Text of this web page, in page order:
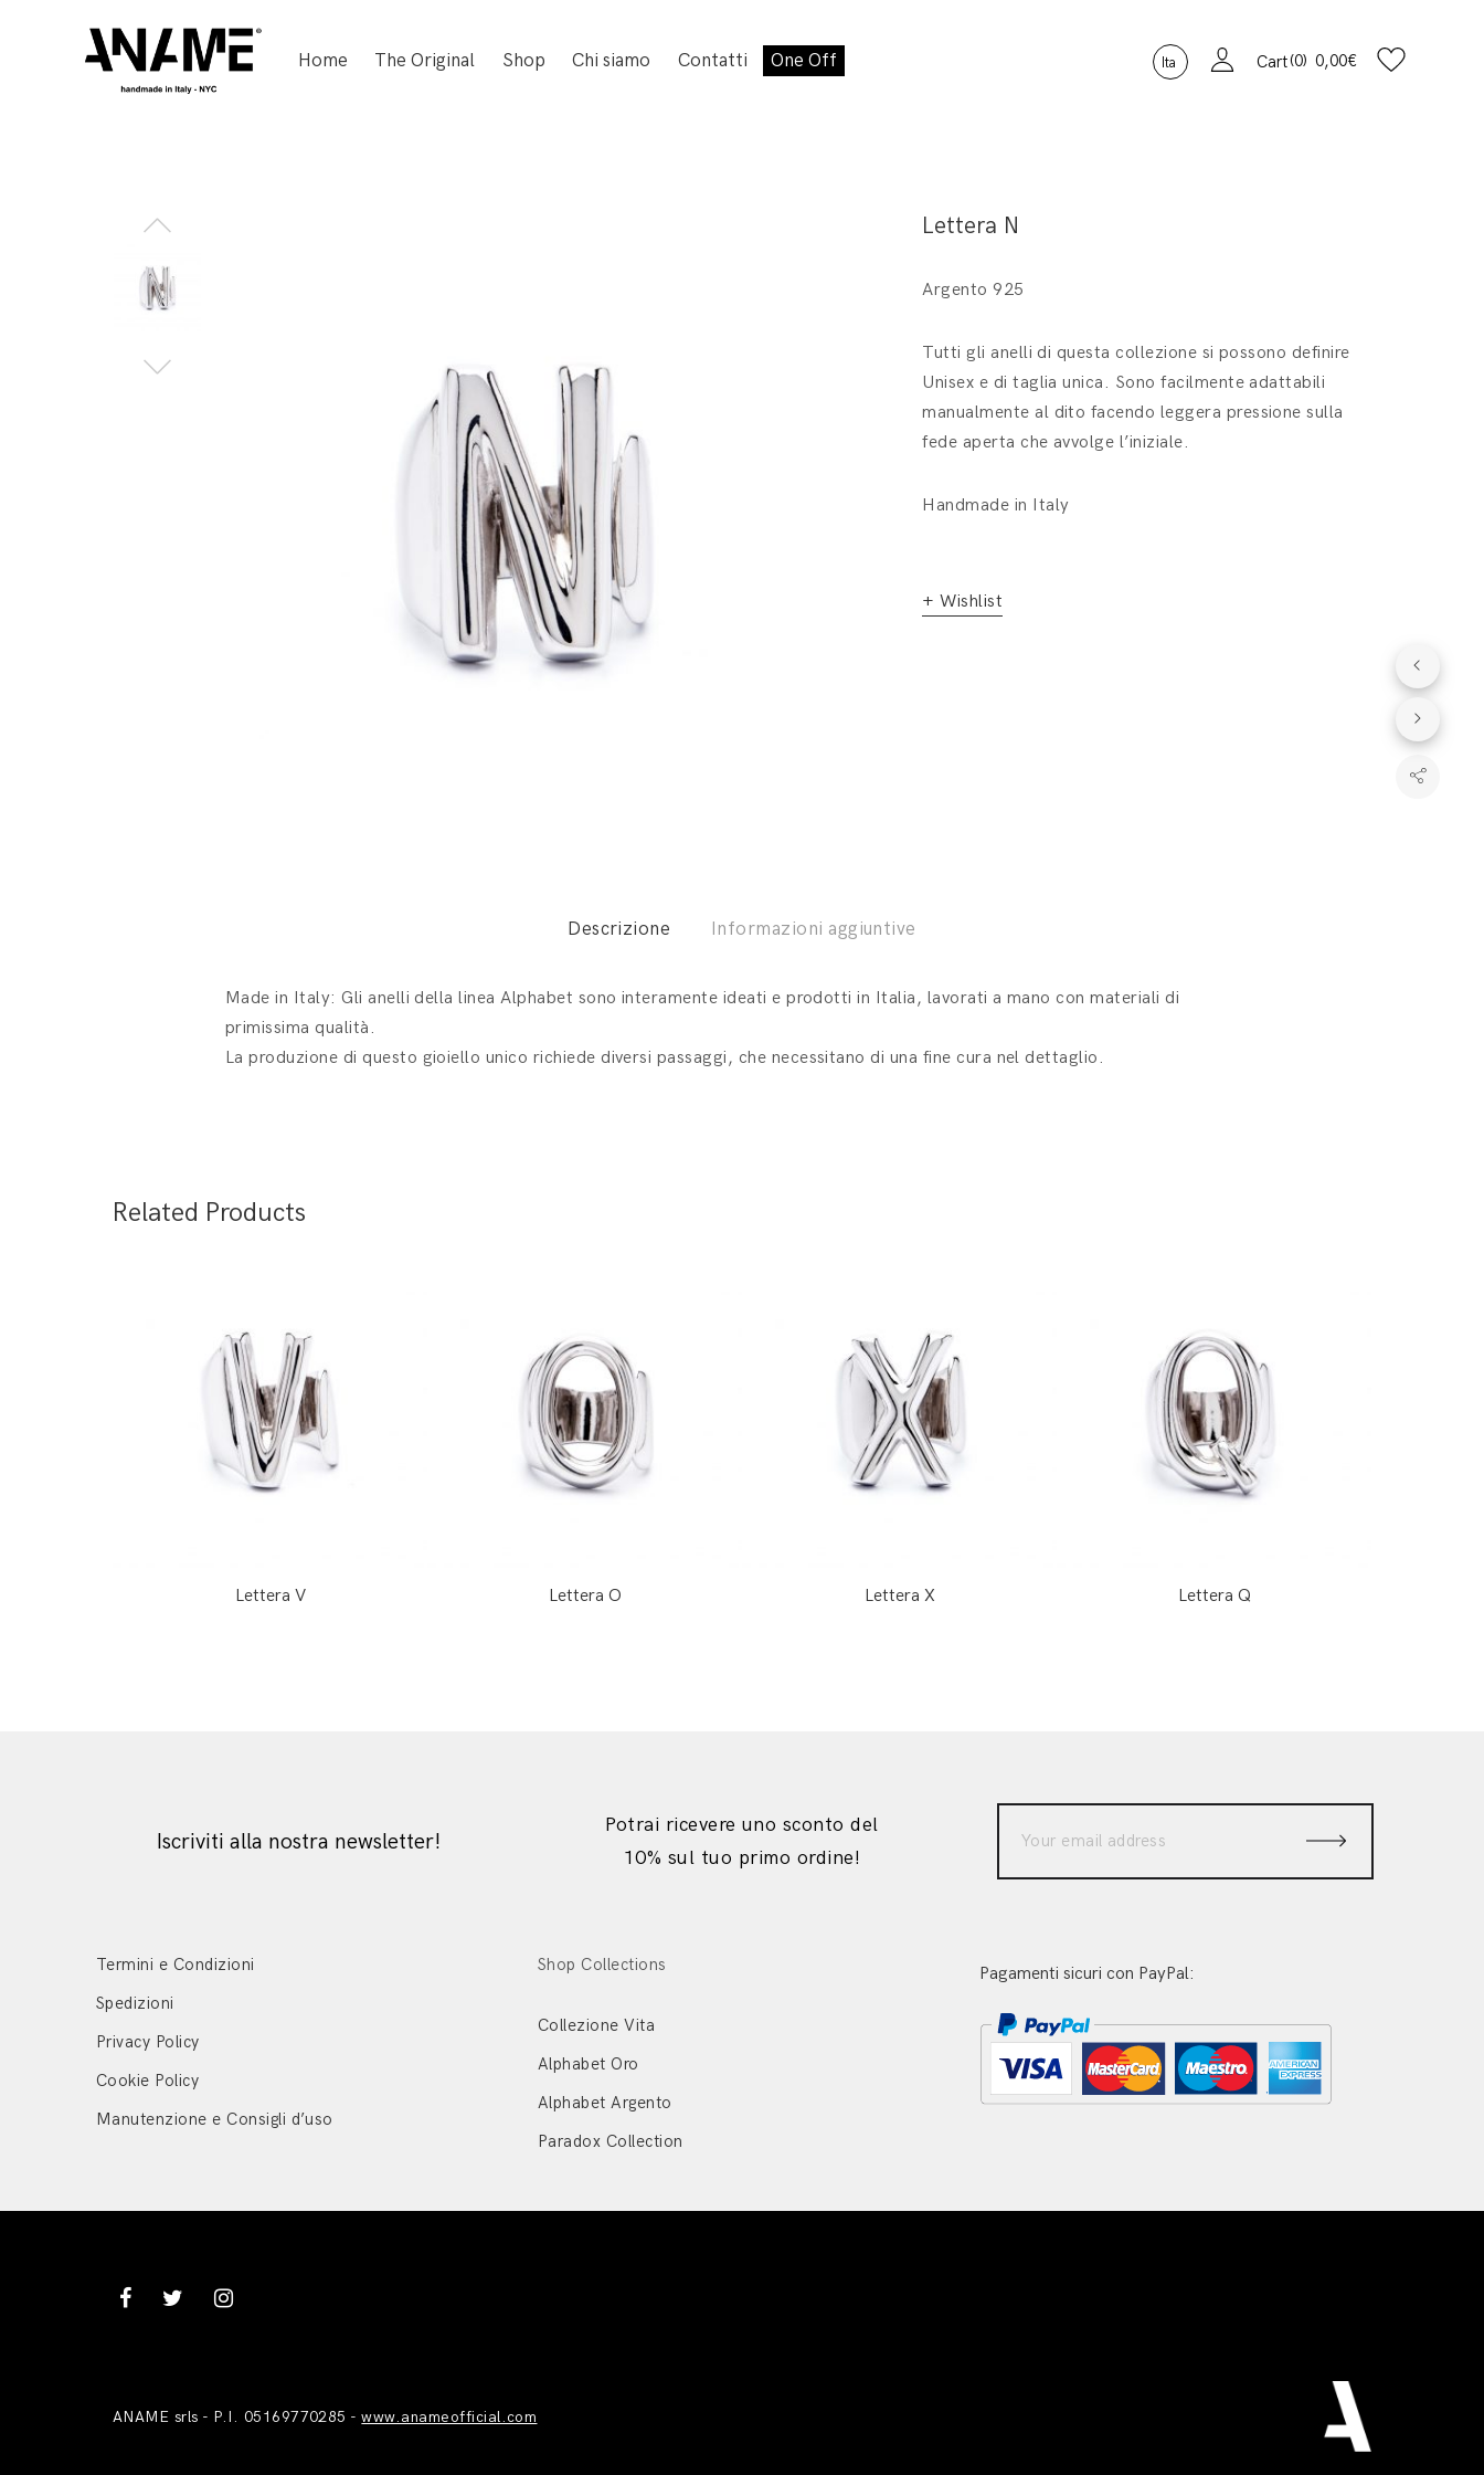
Home The Original Shop Chi siamo Contatti One Off Ita Cart 0 0,00€
Lettera N
Argento 925
Tutti gli anelli di questa collezione si possono definire
Unisex e di taglia unica. Sono facilmente adattabili
manualmente al dito facendo leggera pressione sulla
fede aperta che avvolge l’iniziale.
Handmade in Italy
+ Wishlist
Descrizione Informazioni aggiuntive
Made in Italy: Gli anelli della linea Alphabet sono interamente ideati e prodotti in Italia, lavorati a mano con materiali di
primissima qualità.
La produzione di questo gioiello unico richiede diversi passaggi, che necessitano di una fine cura nel dettaglio.
Related Products
Lettera V Lettera O Lettera X Lettera Q
Iscriviti alla nostra newsletter!
Potrai ricevere uno sconto del
10% sul tuo primo ordine!
Termini e Condizioni
Spedizioni
Privacy Policy
Cookie Policy
Manutenzione e Consigli d’uso
Shop Collections
Collezione Vita
Alphabet Oro
Alphabet Argento
Paradox Collection
Pagamenti sicuri con PayPal:
ANAME srls - P.I. 05169770285 -www.anameofficial.com